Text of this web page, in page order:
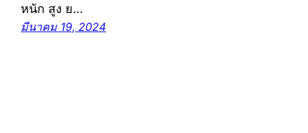
หนัก สูง ย…
มีนาคม 19, 2024